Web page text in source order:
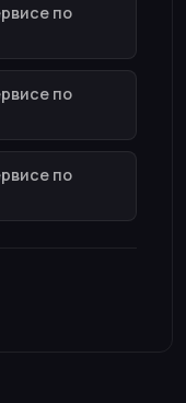
по
по
по